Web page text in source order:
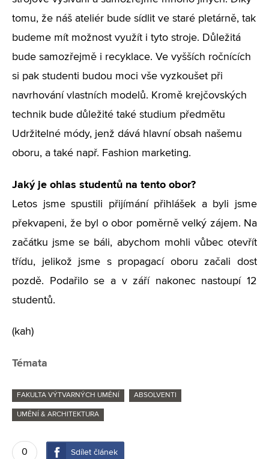
tomu, že náš ateliér bude sídlit ve staré pletárně, tak
budeme mít možnost využít i tyto stroje. Důležitá
bude samozřejmě i recyklace. Ve vyšších ročnících
si pak studenti budou moci vše vyzkoušet při
navrhování vlastních modelů. Kromě krejčovských
technik bude důležité také studium předmětu
Udržitelné módy, jenž dává hlavní obsah našemu
oboru, a také např. Fashion marketing.
Jaký je ohlas studentů na tento obor?
Letos jsme spustili přijímání přihlášek a byli jsme
překvapeni, že byl o obor poměrně velký zájem. Na
začátku jsme se báli, abychom mohli vůbec otevřít
třídu, jelikož jsme s propagací oboru začali dost
pozdě. Podařilo se a v září nakonec nastoupí 12
studentů.
(kah)
Témata
FAKULTA VÝTVARNÝCH UMĚNÍ ABSOLVENTI
UMĚNÍ & ARCHITEKTURA
0 Sdílet článek